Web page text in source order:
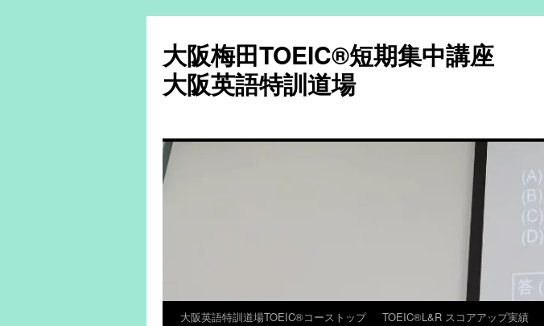
大阪梅田TOEIC®短期集中講座
大阪英語特訓道場
大阪英語特訓道場TOEIC®コーストップ TOEIC®L&R スコアアップ実績